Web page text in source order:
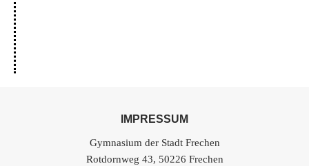
IMPRESSUM
Gymnasium der Stadt Frechen
Rotdornweg 43, 50226 Frechen